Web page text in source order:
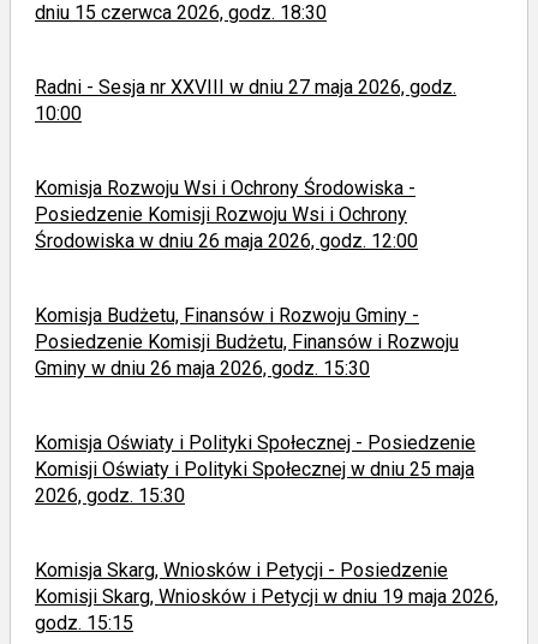
dniu 15 czerwca 2026, godz. 18:30
Radni - Sesja nr XXVIII w dniu 27 maja 2026, godz.
10:00
Komisja Rozwoju Wsi i Ochrony Środowiska -
Posiedzenie Komisji Rozwoju Wsi i Ochrony
Środowiska w dniu 26 maja 2026, godz. 12:00
Komisja Budżetu, Finansów i Rozwoju Gminy -
Posiedzenie Komisji Budżetu, Finansów i Rozwoju
Gminy w dniu 26 maja 2026, godz. 15:30
Komisja Oświaty i Polityki Społecznej - Posiedzenie
Komisji Oświaty i Polityki Społecznej w dniu 25 maja
2026, godz. 15:30
Komisja Skarg, Wniosków i Petycji - Posiedzenie
Komisji Skarg, Wniosków i Petycji w dniu 19 maja 2026,
godz. 15:15